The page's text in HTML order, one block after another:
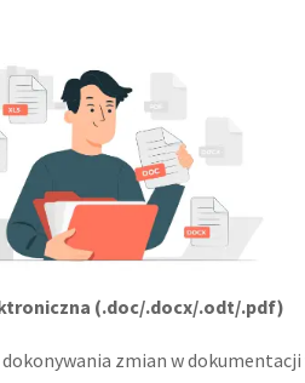
(.doc/.docx/.odt/.pdf)
zmian w dokumentacji